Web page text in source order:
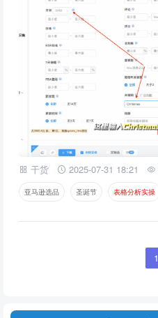
干货 2025-07-31 18:21
亚马逊选品 圣诞节 表格分析实操
1